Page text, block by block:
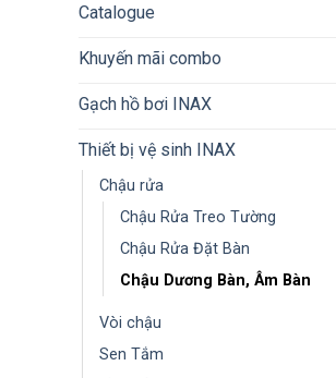
Catalogue
Khuyến mãi combo
Gạch hồ bơi INAX
Thiết bị vệ sinh INAX
Chậu rửa
Chậu Rửa Treo Tường
Chậu Rửa Đặt Bàn
Chậu Dương Bàn, Âm Bàn
Vòi chậu
Sen Tắm